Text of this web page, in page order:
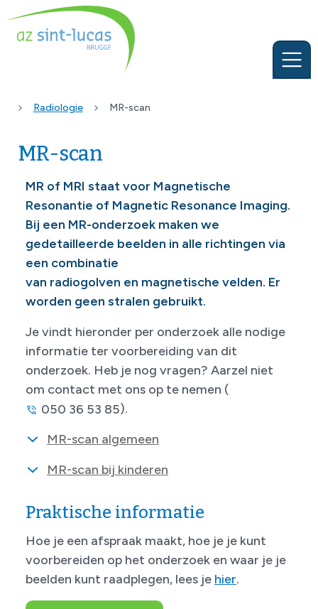
Radiologie MR-scan
MR-scan
MR of MRI staat voor Magnetische
Resonantie of Magnetic Resonance Imaging.
Bij een MR-onderzoek maken we
gedetailleerde beelden in alle richtingen via
een combinatie
van radiogolven en magnetische velden. Er
worden geen stralen gebruikt.
Je vindt hieronder per onderzoek alle nodige
informatie ter voorbereiding van dit
onderzoek. Heb je nog vragen? Aarzel niet
om contact met ons op te nemen (
050 36 53 85).
MR-scan algemeen
MR-scan bij kinderen
Praktische informatie
Hoe je een afspraak maakt, hoe je je kunt
voorbereiden op het onderzoek en waar je je
beelden kunt raadplegen, lees je hier.